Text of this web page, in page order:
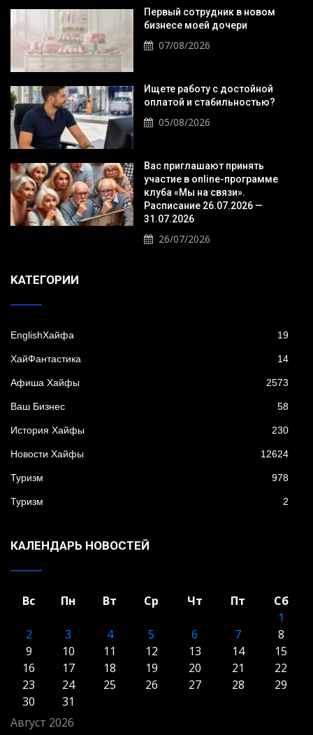
Первый сотрудник в новом
бизнесе моей дочери
07/08/2026
Ищете работу с достойной
оплатой и стабильностью?
05/08/2026
Вас приглашают принять
участие в online-программе
клуба «Мы на связи».
Расписание 26.07.2026 —
31.07.2026
26/07/2026
KАТЕГОРИИ
EnglishХайфа 19
XайФантастика 14
Афиша Хайфы 2573
Ваш Бизнес 58
История Хайфы 230
Новости Хайфы 12624
Туризм 978
Туризм 2
КАЛЕНДАРЬ НОВОСТЕЙ
Август 2026
Вс Пн Вт Ср Чт Пт
Сб
1
2
3 4 5 6 7
8
9
10 11 12 13 14
15
16
17 18 19 20 21
22
23
24 25 26 27 28
29
30
31